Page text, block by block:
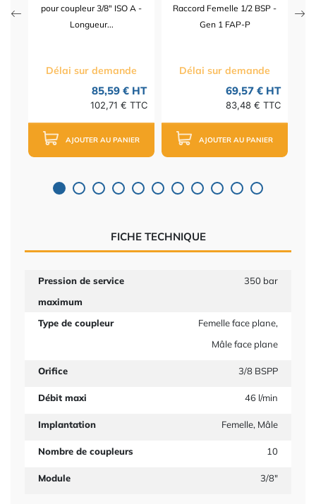
pour coupleur 3/8" ISO A -
Longueur...
Délai sur demande
85,59 € HT
102,71 € TTC
AJOUTER AU PANIER
Raccord Femelle 1/2 BSP -
Gen 1 FAP-P
Délai sur demande
69,57 € HT
83,48 € TTC
AJOUTER AU PANIER
FICHE TECHNIQUE
Pression de service
maximum
350 bar
Type de coupleur
Femelle face plane,
Mâle face plane
Orifice 3/8 BSPP
Débit maxi 46 l/min
Implantation Femelle, Mâle
Nombre de coupleurs 10
Module 3/8"